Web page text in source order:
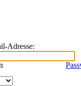
Adresse: